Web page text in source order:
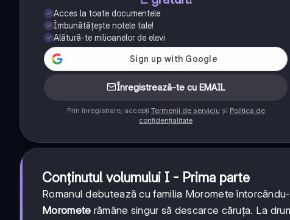
Acces la toate documentele
Îmbunătățește notele tale!
Alătură-te milioanelor de elevi
Înregistrează-te cu EMAIL
Prin înregistrare, accepți Termenii de serviciu și Politica de
confidențialitate
Conținutul volumului I - Prima parte
Romanul debutează cu familia Moromete
Moromete rămâne singur să descarce căruța. La